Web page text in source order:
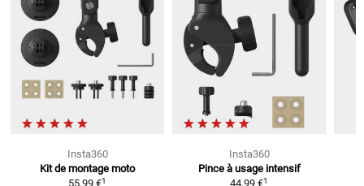
Insta360
Kit de montage moto
55,99 €1
Insta360
Pince à usage intensif
44,99 €1